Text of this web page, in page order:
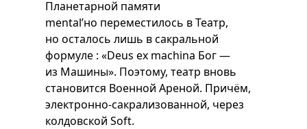
Планетарной памяти
mental’но переместилось в Театр,
но осталось лишь в сакральной
формуле : «Deus ex machina Бог —
из Машины». Поэтому, театр вновь
становится Военной Ареной. Причём,
электронно-сакрализованной, через
колдовской Soft.